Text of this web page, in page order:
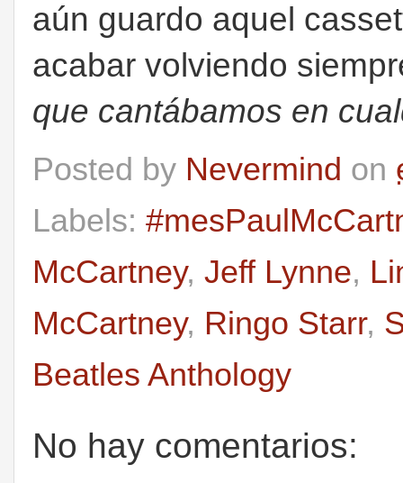
aún guardo aquel
acabar volviendo
que cantábamos en
Posted by Nevermind on
Labels:
McCartney, Jeff Lynne,
McCartney, Ringo Starr,
Beatles Anthology
No hay comentarios: